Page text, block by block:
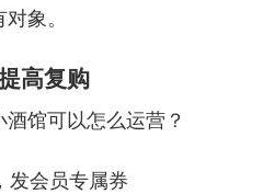
象。
高复购
馆可以怎么运营？
发会员专属券